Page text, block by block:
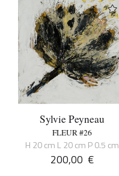
Sylvie Peyneau
FLEUR #26
H 20 cm L 20 cm P 0.5 cm
200,00 €